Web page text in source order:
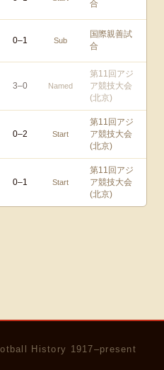
合
0–1 Sub
国際親善試
合
3–0 Named
第11回アジ
ア競技大会
(北京)
0–2 Start
第11回アジ
ア競技大会
(北京)
0–1 Start
第11回アジ
ア競技大会
(北京)
History 1917–present